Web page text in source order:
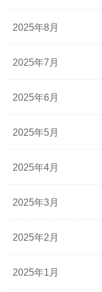
2025年8月
2025年7月
2025年6月
2025年5月
2025年4月
2025年3月
2025年2月
2025年1月